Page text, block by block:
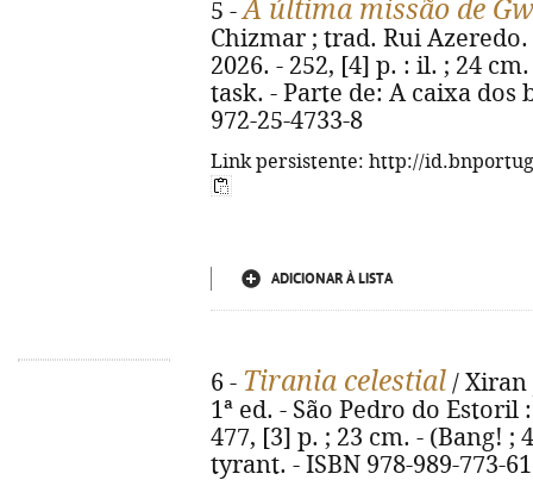
5 -A última missão de
Chizmar ; trad. Rui
2026. - 252, [4] p. : il. ; 24
task. - Parte de: A caixa dos
972-25-4733-8
Link persistente: http://
ADICIONAR À LISTA
6 - Tirania celestial / Xiran
1ª ed. - São Pedro do Estoril
477, [3] p. ; 23 cm. - (Bang!
tyrant. - ISBN 978-989-773-